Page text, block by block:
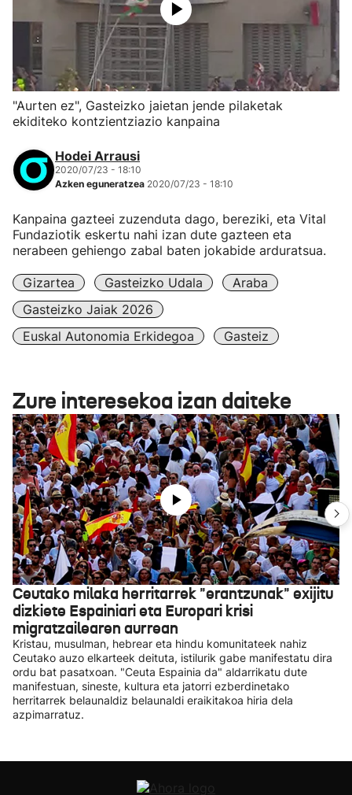
"Aurten ez", Gasteizko jaietan jende pilaketak
ekiditeko kontzientziazio kanpaina
Hodei Arrausi
2020/07/23 - 18:10
Azken eguneratzea 2020/07/23 - 18:10
Kanpaina gazteei zuzenduta dago, bereziki, eta Vital
Fundaziotik eskertu nahi izan dute gazteen eta
nerabeen gehiengo zabal baten jokabide arduratsua.
Gizartea Gasteizko Udala
Araba
Gasteizko Jaiak 2026
Euskal Autonomia Erkidegoa
Gasteiz
Zure interesekoa izan daiteke
Ceutako milaka herritarrek "erantzunak" exijitu
dizkiete Espainiari eta Europari krisi
migratzailearen aurrean
Kristau, musulman, hebrear eta hindu komunitateek nahiz
Ceutako auzo elkarteek deituta, istilurik gabe manifestatu dira
ordu bat pasatxoan. "Ceuta Espainia da" aldarrikatu dute
manifestuan, sineste, kultura eta jatorri ezberdinetako
herritarrek belaunaldiz belaunaldi eraikitakoa hiria dela
azpimarratuz.